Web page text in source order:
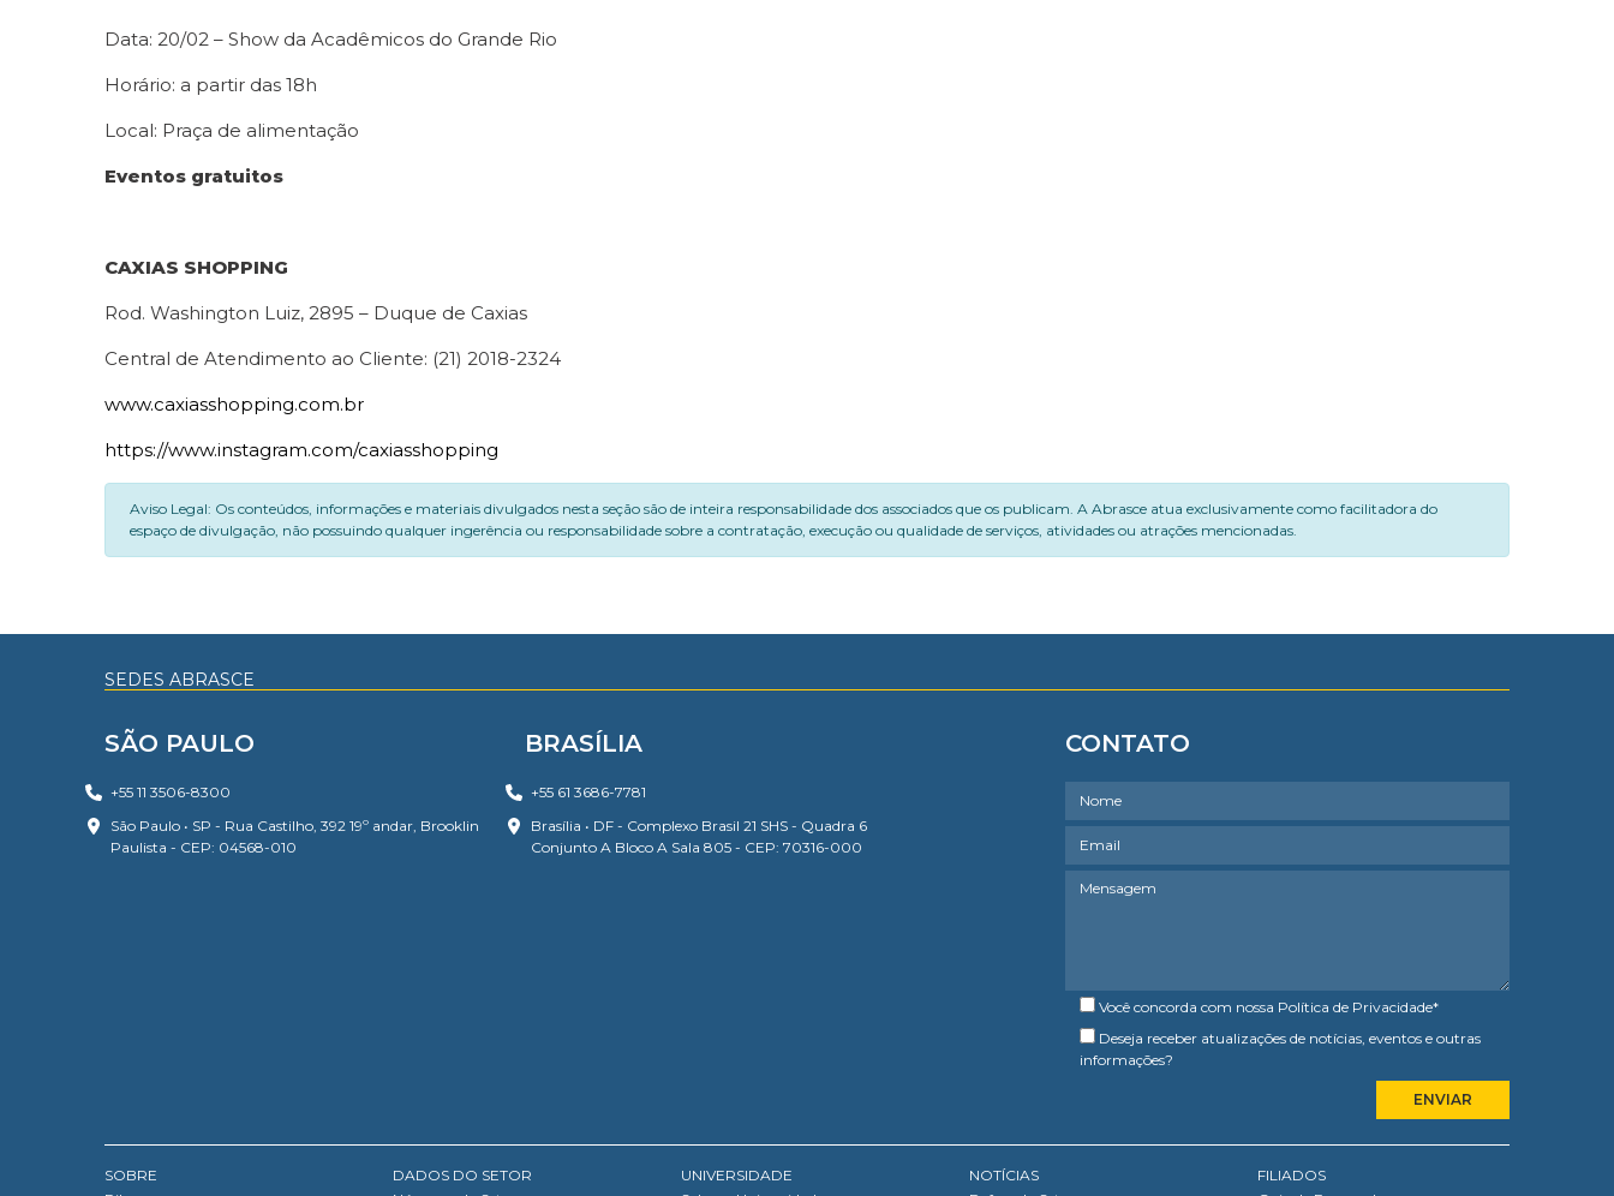
Data: 20/02 – Show da Acadêmicos do Grande Rio
Horário: a partir das 18h
Local: Praça de alimentação
Eventos gratuitos
CAXIAS SHOPPING
Rod. Washington Luiz, 2895 – Duque de Caxias
Central de Atendimento ao Cliente: (21) 2018-2324
www.caxiasshopping.com.br
https://www.instagram.com/caxiasshopping
Aviso Legal: Os conteúdos, informações e materiais divulgados nesta seção são de inteira responsabilidade dos associados que os publicam. A Abrasce atua exclusivamente como facilitadora do
espaço de divulgação, não possuindo qualquer ingerência ou responsabilidade sobre a contratação, execução ou qualidade de serviços, atividades ou atrações mencionadas.
SEDES ABRASCE
SÃO PAULO
+55 11 3506-8300
São Paulo • SP - Rua Castilho, 392 19º andar, Brooklin
Paulista - CEP: 04568-010
BRASÍLIA
+55 61 3686-7781
Brasília • DF - Complexo Brasil 21 SHS - Quadra 6
Conjunto A Bloco A Sala 805 - CEP: 70316-000
CONTATO
Você concorda com nossa Política de Privacidade*
Deseja receber atualizações de notícias, eventos e outras
informações?
SOBRE
DADOS DO SETOR
UNIVERSIDADE
NOTÍCIAS
FILIADOS